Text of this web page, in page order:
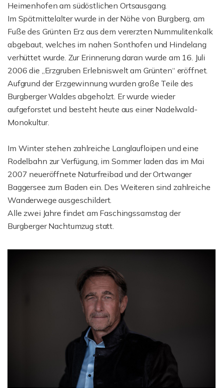
Heimenhofen am südöstlichen Ortsausgang.
Im Spätmittelalter wurde in der Nähe von Burgberg, am
Fuße des Grünten Erz aus dem vererzten Nummulitenkalk
abgebaut, welches im nahen Sonthofen und Hindelang
verhüttet wurde. Zur Erinnerung daran wurde am 16. Juli
2006 die „Erzgruben Erlebniswelt am Grünten“ eröffnet.
Aufgrund der Erzgewinnung wurden große Teile des
Burgberger Waldes abgeholzt. Er wurde wieder
aufgeforstet und besteht heute aus einer Nadelwald-
Monokultur.
Im Winter stehen zahlreiche Langlaufloipen und eine
Rodelbahn zur Verfügung, im Sommer laden das im Mai
2007 neueröffnete Naturfreibad und der Ortwanger
Baggersee zum Baden ein. Des Weiteren sind zahlreiche
Wanderwege ausgeschildert.
Alle zwei Jahre findet am Faschingssamstag der
Burgberger Nachtumzug statt.